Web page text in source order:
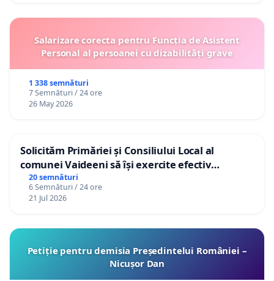
Salarizare corecta pentru Funcția de Asistent
Personal al persoanei cu dizabilități grave
1 338 semnături
7 Semnături / 24 ore
26 May 2026
Solicităm Primăriei și Consiliului Local al
comunei Vaideeni să își exercite efectiv
atribuțiile legale și să reprezinte interesele
cetățenilor în raport cu APAVIL S.A, operatorul
serviciului de apă!
20 semnături
6 Semnături / 24 ore
21 Jul 2026
Petiție pentru demisia Președintelui României –
Nicușor Dan